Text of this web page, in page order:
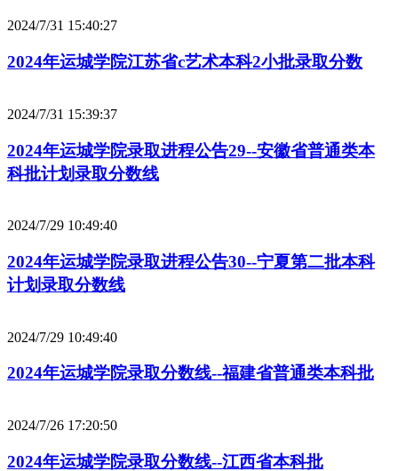
2024/7/31 15:40:27
2024年运城学院江苏省c艺术本科2小批录取分数
2024/7/31 15:39:37
2024年运城学院录取进程公告29--安徽省普通类本
科批计划录取分数线
2024/7/29 10:49:40
2024年运城学院录取进程公告30--宁夏第二批本科
计划录取分数线
2024/7/29 10:49:40
2024年运城学院录取分数线--福建省普通类本科批
2024/7/26 17:20:50
2024年运城学院录取分数线--江西省本科批